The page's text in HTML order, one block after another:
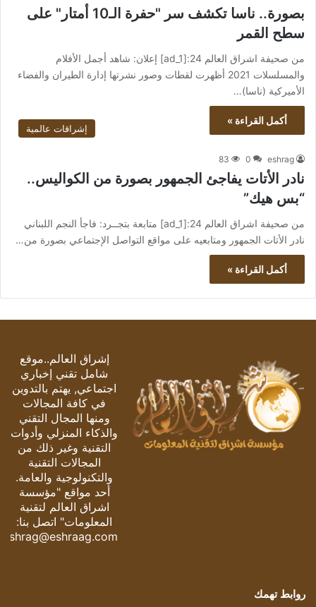
بصورة.. ناسا تكشف سر "حفرة الـ10 أمتار" على
سطح القمر
من صحيفة اشراق العالم 24:[ad_1] إعلان: شاهد أجمل الأفلام
والمسلسلات 2021 أظهرت لقطات وصور نشرتها إدارة الطيران والفضاء
الأميركية (ناسا)…
أكمل القراءة »
إشراقات عالمية
eshrag
0
83
نادر الأتات يفاجئ الجمهور بصورة من الكواليس..
“بس هيك”
من صحيفة اشراق العالم 24:[ad_1] متابعة بتجــرد: فاجأ النجم اللبناني
نادر الأتات الجمهور ومتابعيه على مواقع التواصل الإجتماعي بصورة من…
أكمل القراءة »
إشراق العالم..موقع
شامل تقني إخباري
اجتماعي, يهتم بالتدوين
في كافة المجالات
ومنها المجال التقني
والذكاء المنزلي وأدوات
التقنية وغير ذلك من
المجالات التقنية
والتكنولوجية والعامة.
أحد مواقع "مؤسسة
اشراق العالم لتقنية
المعلومات" اتصل بنا:
eshrag@eshraag.com
روابط تهمك